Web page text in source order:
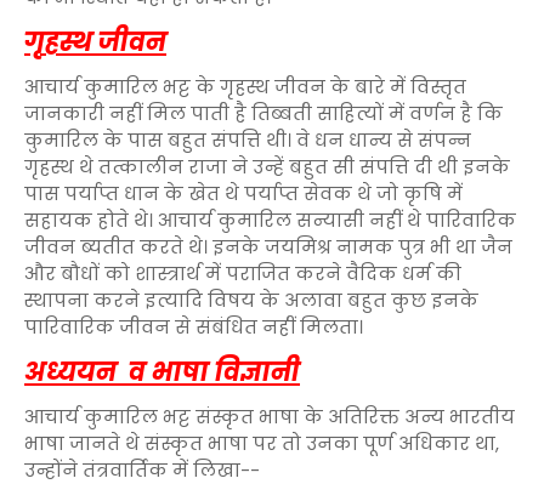
गृहस्थ जीवन
आचार्य कुमारिल भट्ट के गृहस्थ जीवन के बारे में विस्तृत
जानकारी नहीं मिल पाती है तिब्बती साहित्यों में वर्णन है कि
कुमारिल के पास बहुत संपत्ति थी। वे धन धान्य से संपन्न
गृहस्थ थे तत्कालीन राजा ने उन्हें बहुत सी संपत्ति दी थी इनके
पास पर्याप्त धान के खेत थे पर्याप्त सेवक थे जो कृषि में
सहायक होते थे। आचार्य कुमारिल सन्यासी नहीं थे पारिवारिक
जीवन ब्यतीत करते थे। इनके जयमिश्र नामक पुत्र भी था जैन
और बौधों को शास्त्रार्थ में पराजित करने वैदिक धर्म की
स्थापना करने इत्यादि विषय के अलावा बहुत कुछ इनके
पारिवारिक जीवन से संबंधित नहीं मिलता।
अध्ययन व भाषा विज्ञानी
आचार्य कुमारिल भट्ट संस्कृत भाषा के अतिरिक्त अन्य भारतीय
भाषा जानते थे संस्कृत भाषा पर तो उनका पूर्ण अधिकार था,
उन्होंने तंत्रवार्तिक में लिखा--